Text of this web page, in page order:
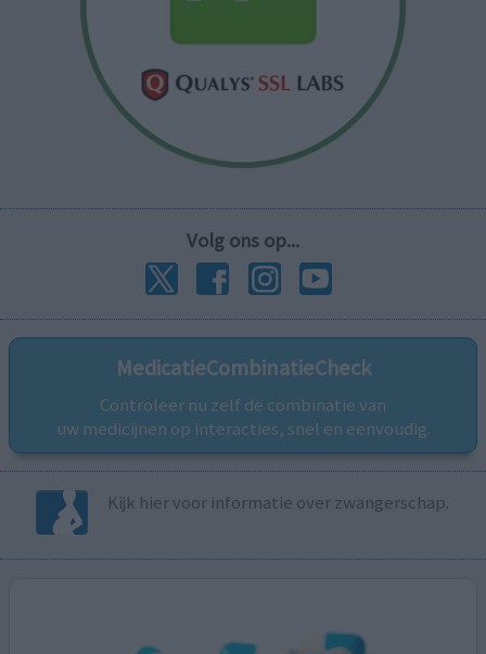
Volg ons op...
MedicatieCombinatieCheck
Controleer nu zelf de combinatie van
uw medicijnen op interacties, snel en eenvoudig.
Kijk hier voor informatie over zwangerschap.